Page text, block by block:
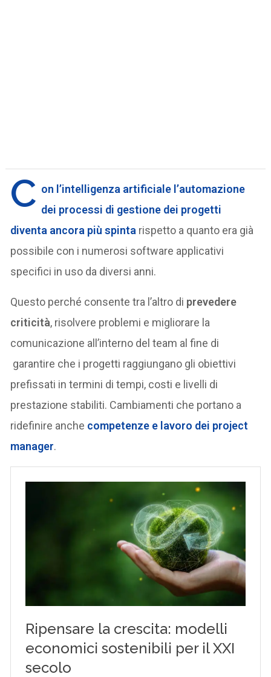
C on l’intelligenza artificiale l’automazione
dei processi di gestione dei progetti
diventa ancora più spinta rispetto a quanto era già
possibile con i numerosi software applicativi
specifici in uso da diversi anni.
Questo perché consente tra l’altro di prevedere
criticità, risolvere problemi e migliorare la
comunicazione all’interno del team al fine di
garantire che i progetti raggiungano gli obiettivi
prefissati in termini di tempi, costi e livelli di
prestazione stabiliti. Cambiamenti che portano a
ridefinire anche competenze e lavoro dei project
manager.